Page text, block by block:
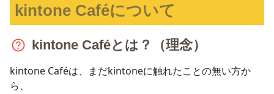
kintone Caféについて
kintone Caféとは？（理念）
kintone Caféは、まだkintoneに触れたことの無い方か
ら、